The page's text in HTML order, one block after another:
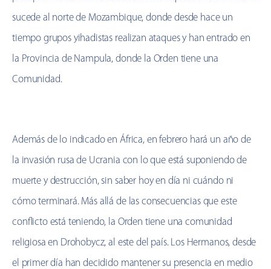
sucede al norte de Mozambique, donde desde hace un
tiempo grupos yihadistas realizan ataques y han entrado en
la Provincia de Nampula, donde la Orden tiene una
Comunidad.
Además de lo indicado en África, en febrero hará un año de
la invasión rusa de Ucrania con lo que está suponiendo de
muerte y destrucción, sin saber hoy en día ni cuándo ni
cómo terminará. Más allá de las consecuencias que este
conflicto está teniendo, la Orden tiene una comunidad
religiosa en Drohobycz, al este del país. Los Hermanos, desde
el primer día han decidido mantener su presencia en medio